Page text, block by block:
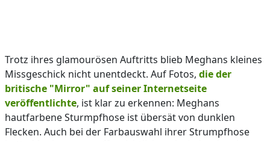
Trotz ihres glamourösen Auftritts blieb Meghans kleines
Missgeschick nicht unentdeckt. Auf Fotos, die der
britische "Mirror" auf seiner Internetseite
veröffentlichte, ist klar zu erkennen: Meghans
hautfarbene Sturmpfhose ist übersät von dunklen
Flecken. Auch bei der Farbauswahl ihrer Strumpfhose